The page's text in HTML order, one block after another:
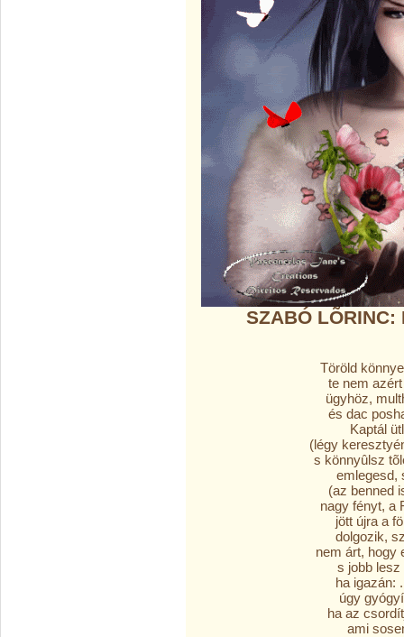
SZABÓ LÕRINC:
Töröld
te nem
ügyhöz,
és dac
Kaptál
(légy
s könnyûlsz
emlegesd,
(az benned
nagy fényt, a
jött újra a
dolgozik,
nem árt, hogy
s jobb lesz
ha igazán:
úgy
ha az
ami